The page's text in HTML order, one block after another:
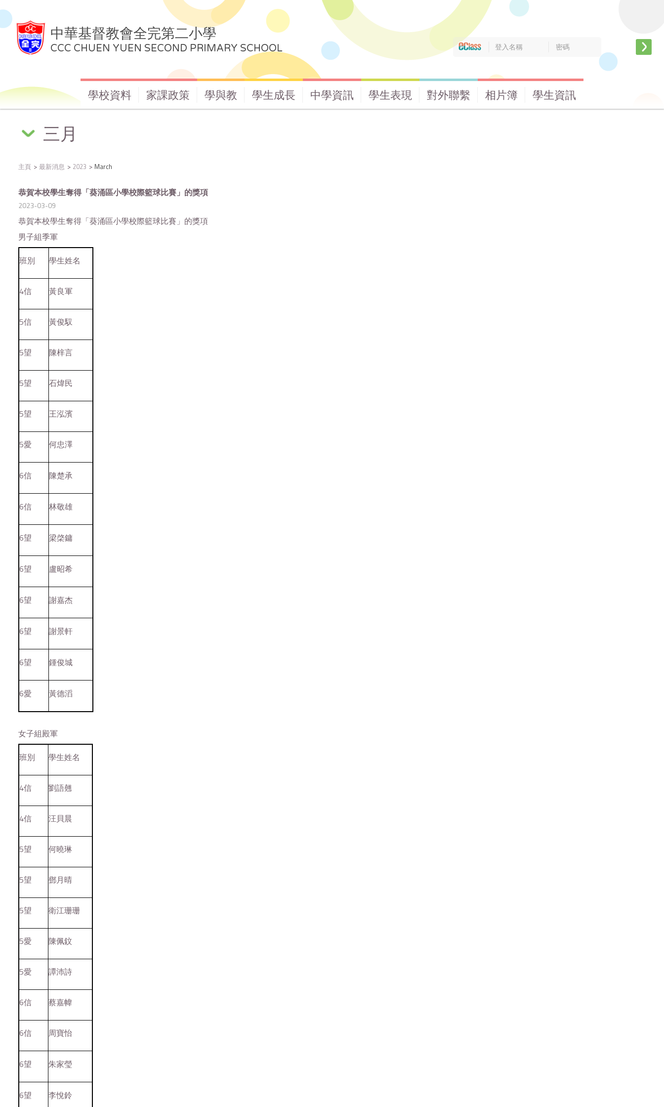
中華基督教會全完第二小學
CCC CHUEN YUEN SECOND PRIMARY SCHOOL
學校資料 家課政策 學與教 學生成長 中學資訊 學生表現 對外聯繫 相片簿 學生資訊
三月
主頁 最新消息 2023 March
恭賀本校學生奪得「葵涌區小學校際籃球比賽」的獎項
2023-03-09
恭賀本校學生奪得「葵涌區小學校際籃球比賽」的獎項
男子組季軍
班別
學生姓名
4信 黃良軍
5信 黃俊馭
5望 陳梓言
5望 石煒民
5望 王泓濱
5愛 何忠澤
6信 陳楚承
6信 林敬雄
6望 梁棨鏞
6望 盧昭希
6望 謝嘉杰
6望 謝景軒
6望 鍾俊城
6愛 黃德滔
女子組殿軍
班別
學生姓名
4信 劉語翹
4信 汪貝晨
5望 何曉琳
5望 鄧月晴
5望 衛江珊珊
5愛 陳佩鈫
5愛 譚沛詩
6信 蔡嘉幃
6信 周寶怡
6望 朱家瑩
6望 李悅鈴